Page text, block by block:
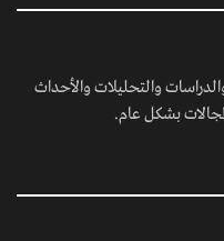
والتحليلات والأحداث
بشكل عام.